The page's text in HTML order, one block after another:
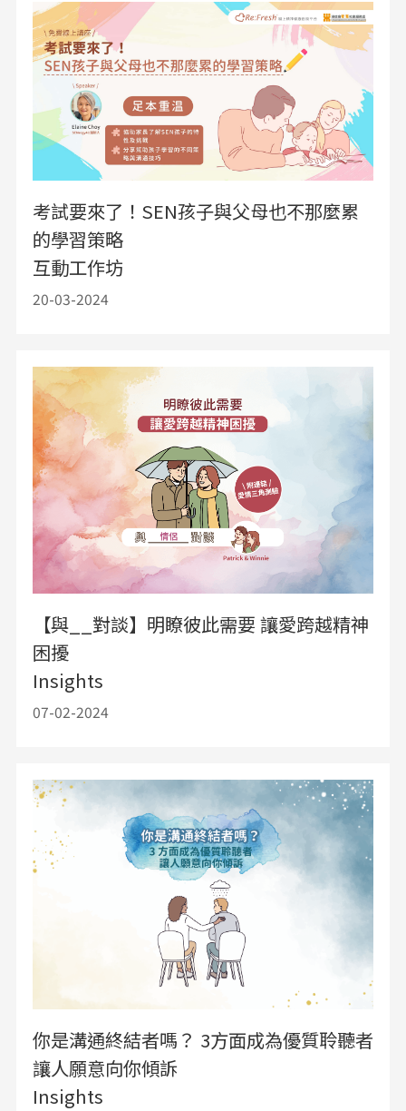
考試要來了！SEN孩子與父母也不那麼累
的學習策略
互動工作坊
20-03-2024
【與__對談】明瞭彼此需要 讓愛跨越精神
困擾
Insights
07-02-2024
你是溝通終結者嗎？ 3方面成為優質聆聽者
讓人願意向你傾訴
Insights